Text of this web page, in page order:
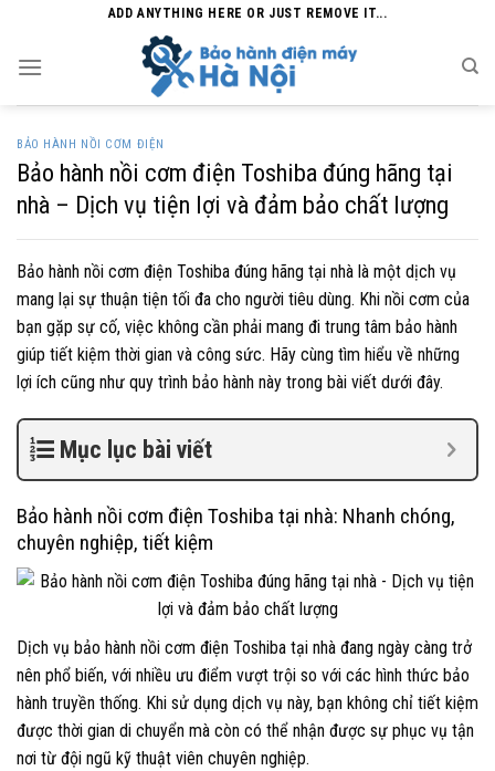
content
ADD ANYTHING HERE OR JUST REMOVE IT...
BẢO HÀNH NỒI CƠM ĐIỆN
Bảo hành nồi cơm điện Toshiba đúng hãng tại
nhà – Dịch vụ tiện lợi và đảm bảo chất lượng
Bảo hành nồi cơm điện Toshiba đúng hãng tại nhà là một dịch vụ
mang lại sự thuận tiện tối đa cho người tiêu dùng. Khi nồi cơm của
bạn gặp sự cố, việc không cần phải mang đi trung tâm bảo hành
giúp tiết kiệm thời gian và công sức. Hãy cùng tìm hiểu về những
lợi ích cũng như quy trình bảo hành này trong bài viết dưới đây.
Mục lục bài viết
Bảo hành nồi cơm điện Toshiba tại nhà: Nhanh chóng,
chuyên nghiệp, tiết kiệm
Dịch vụ bảo hành nồi cơm điện Toshiba tại nhà đang ngày càng trở
nên phổ biến, với nhiều ưu điểm vượt trội so với các hình thức bảo
hành truyền thống. Khi sử dụng dịch vụ này, bạn không chỉ tiết kiệm
được thời gian di chuyển mà còn có thể nhận được sự phục vụ tận
nơi từ đội ngũ kỹ thuật viên chuyên nghiệp.